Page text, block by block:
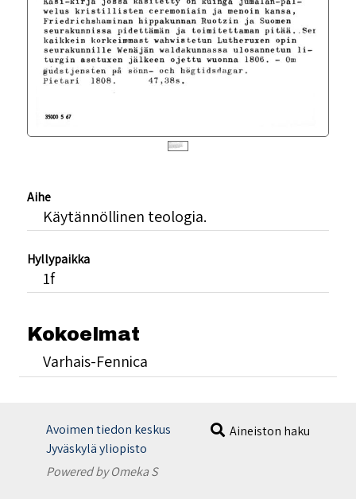
Aihe
Käytännöllinen teologia.
Hyllypaikka
1f
Kokoelmat
Varhais-Fennica
Avoimen tiedon keskus
Jyväskylä yliopisto
Aineiston haku
Powered by Omeka S